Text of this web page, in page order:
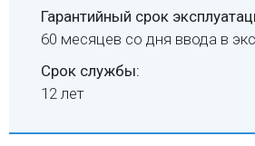
Гарантийный срок
60 месяцев со дня ввода в
Срок службы:
12 лет